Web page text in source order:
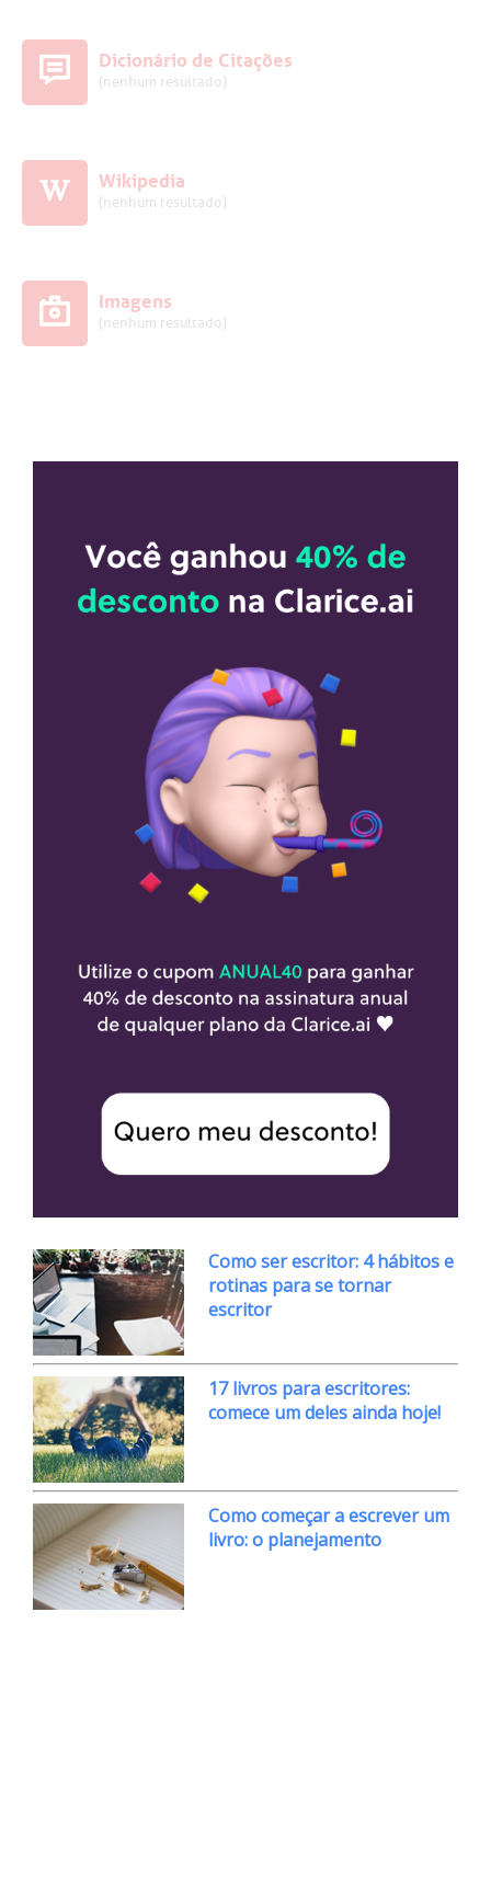
Dicionário de Citações
(nenhum resultado)
Wikipedia
(nenhum resultado)
Imagens
(nenhum resultado)
Como ser escritor: 4 hábitos e
rotinas para se tornar
escritor
17 livros para escritores:
comece um deles ainda hoje!
Como começar a escrever um
livro: o planejamento